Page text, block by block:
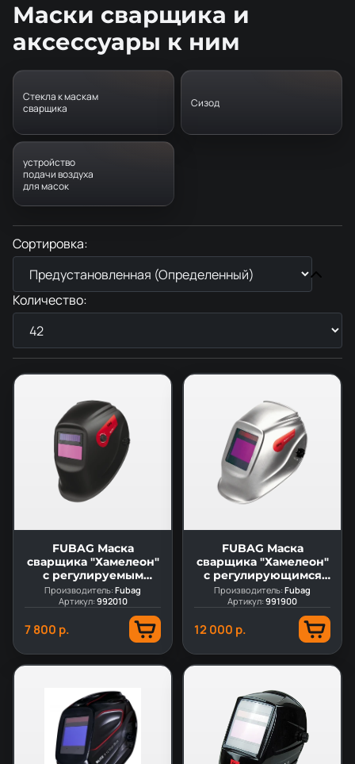
Маски сварщика и
аксессуары к ним
Стекла к маскам
сварщика
Сизод
устройство
подачи воздуха
для масок
Сортировка:
Количество:
FUBAG Маска
сварщика "Хамелеон"
с регулируемым
фильтром BLITZ 9.13 в
новом корпусе
Производитель:Fubag
Артикул:992010
7 800 р.
FUBAG Маска
сварщика "Хамелеон"
с регулирующимся
фильтром BLITZ 9.13
Visor
Производитель:Fubag
Артикул:991900
12 000 р.